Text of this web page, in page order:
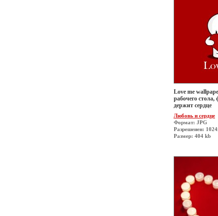
Love me
рабочего стола,
держит сердце
Любовь и сердце
Формат: JPG
Разрешеиен:
Размер: 404 kb